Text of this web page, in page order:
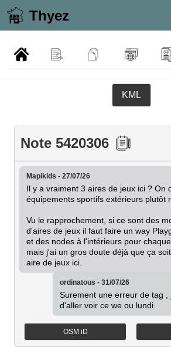
Thyez
KML
Note 5420306
Mapikids - 27/07/26
Il y a vraiment 3 aires de jeux ici ? On
équipements sportifs extérieurs plutôt
Vu le rapprochement, si ce sont des
d'aires de jeux il faut faire un way
et des nodes à l'intérieurs pour
mais j'ai un gros doute déjà que ça
aire de jeux ici.
ordinatous - 31/07/26
Surement une erreur de tag ,
d'aller voir ce we ou lundi.
OSM iD